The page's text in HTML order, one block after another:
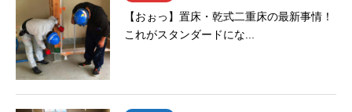
【おぉっ】置床・乾式二重床の最新事情！
これがスタンダードにな...